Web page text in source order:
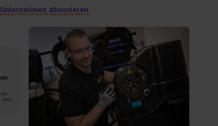
Unternehmen abonnieren
Mehr